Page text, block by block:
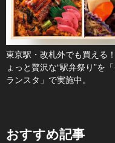
東京駅・改札外でも買える
ょっと贅沢な“駅弁祭り”を
ランスタ」で実施中。
おすすめ記事